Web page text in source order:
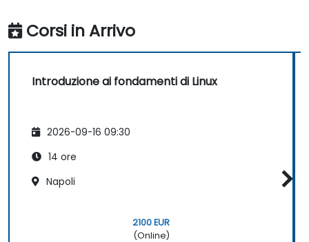
Corsi in Arrivo
Introduzione ai fondamenti di Linux
2026-09-16 09:30
14 ore
Napoli
2100 EUR
(Online)